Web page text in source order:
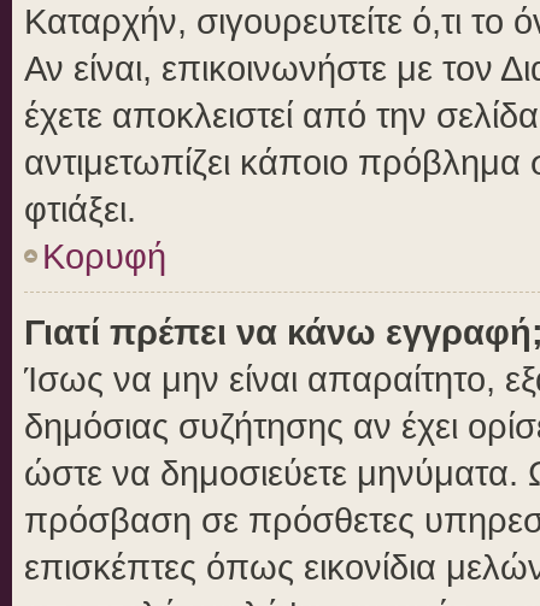
Καταρχήν, σιγουρευτείτε ό,τι
Αν είναι, επικοινωνήστε με τον
έχετε αποκλειστεί από την
αντιμετωπίζει κάποιο πρόβλημα
φτιάξει.
Κορυφή
Γιατί πρέπει να κάνω
Ίσως να μην είναι απαραίτητο,
δημόσιας συζήτησης αν έχει
ώστε να δημοσιεύετε μηνύματα.
πρόσβαση σε πρόσθετες
επισκέπτες όπως εικονίδια